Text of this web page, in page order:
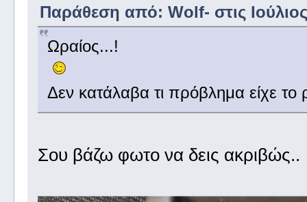
Παράθεση από: Wolf- στις
Ωραίος...!
Δεν κατάλαβα τι πρόβλημα είχε το
Σου βάζω φωτο να δεις ακριβώς..